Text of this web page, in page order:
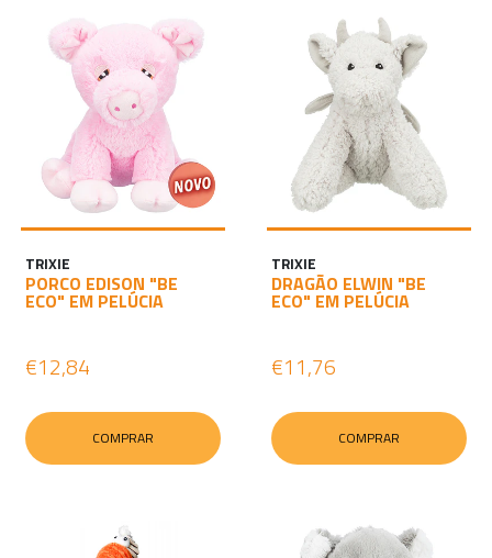
TRIXIE
PORCO EDISON "BE
ECO" EM PELÚCIA
€12,84
COMPRAR
TRIXIE
DRAGÃO ELWIN "BE
ECO" EM PELÚCIA
€11,76
COMPRAR